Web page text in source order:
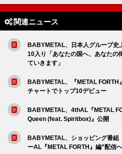
関連ニュース
BABYMETAL、日本人グループ史
10入り「あなたの国へ、あなた
ていきます」
BABYMETAL、『METAL FORTH
チャートでトップ10デビュー
BABYMETAL、4thAL『METAL
Queen (feat. Spiritbox)』公開
BABYMETAL、ショッピング番組
ーAL『METAL FORTH』編”配信へ